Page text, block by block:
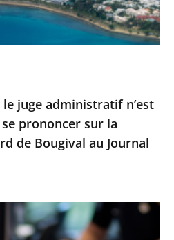
juge administratif n’est
prononcer sur la
de Bougival au Journal